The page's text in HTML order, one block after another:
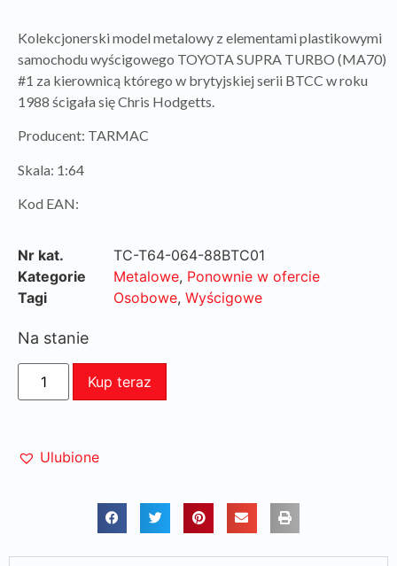
Kolekcjonerski model metalowy z elementami plastikowymi
samochodu wyścigowego TOYOTA SUPRA TURBO (MA70)
#1 za kierownicą którego w brytyjskiej serii BTCC w roku
1988 ścigała się Chris Hodgetts.
Producent: TARMAC
Skala: 1:64
Kod EAN:
Nr kat.
TC-T64-064-88BTC01
Kategorie
Metalowe, Ponownie w ofercie
Tagi
Osobowe, Wyścigowe
Na stanie
Kup teraz
Ulubione